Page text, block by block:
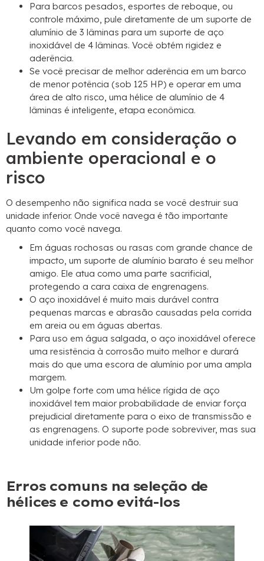
Para barcos pesados, esportes de reboque, ou
controle máximo, pule diretamente de um suporte de
alumínio de 3 lâminas para um suporte de aço
inoxidável de 4 lâminas. Você obtém rigidez e
aderência.
Se você precisar de melhor aderência em um barco
de menor potência (sob 125 HP) e operar em uma
área de alto risco, uma hélice de alumínio de 4
lâminas é inteligente, etapa econômica.
Levando em consideração o
ambiente operacional e o
risco
O desempenho não significa nada se você destruir sua
unidade inferior. Onde você navega é tão importante
quanto como você navega.
Em águas rochosas ou rasas com grande chance de
impacto, um suporte de alumínio barato é seu melhor
amigo. Ele atua como uma parte sacrificial,
protegendo a cara caixa de engrenagens.
O aço inoxidável é muito mais durável contra
pequenas marcas e abrasão causadas pela corrida
em areia ou em águas abertas.
Para uso em água salgada, o aço inoxidável oferece
uma resistência à corrosão muito melhor e durará
mais do que uma escora de alumínio por uma ampla
margem.
Um golpe forte com uma hélice rígida de aço
inoxidável tem maior probabilidade de enviar força
prejudicial diretamente para o eixo de transmissão e
as engrenagens. O suporte pode sobreviver, mas sua
unidade inferior pode não.
Erros comuns na seleção de
hélices e como evitá-los